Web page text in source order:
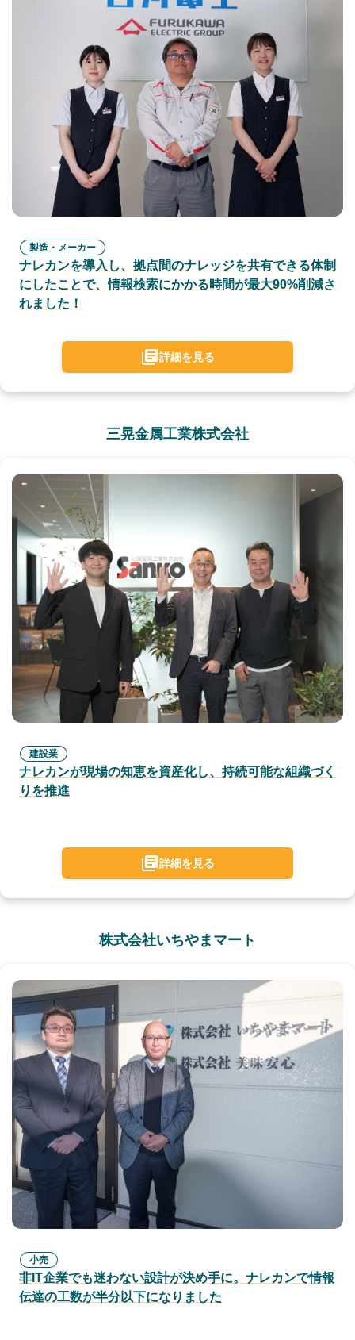
製造・メーカー
ナレカンを導入し、拠点間のナレッジを共有できる体制
にしたことで、情報検索にかかる時間が最大90%削減さ
れました！
詳細を見る
三晃金属工業株式会社
建設業
ナレカンが現場の知恵を資産化し、持続可能な組織づく
りを推進
詳細を見る
株式会社いちやまマート
小売
非IT企業でも迷わない設計が決め手に。ナレカンで情報
伝達の工数が半分以下になりました